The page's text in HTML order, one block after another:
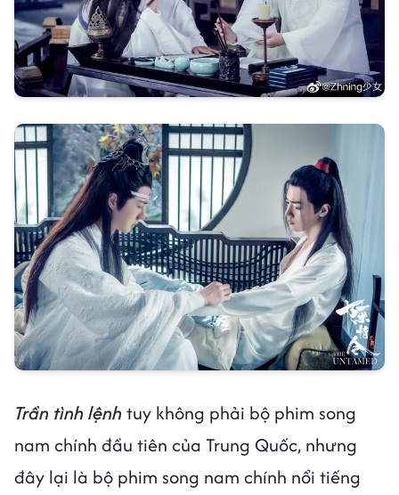
Trần tình lệnh tuy không phải bộ phim song
nam chính đầu tiên của Trung Quốc, nhưng
đây lại là bộ phim song nam chính nổi tiếng